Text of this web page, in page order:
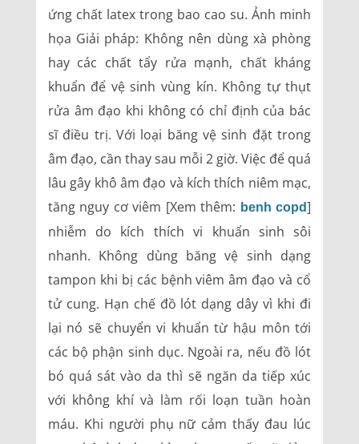
ứng chất latex trong bao cao su. Ảnh minh
họa Giải pháp: Không nên dùng xà phòng
hay các chất tẩy rửa mạnh, chất kháng
khuẩn để vệ sinh vùng kín. Không tự thụt
rửa âm đạo khi không có chỉ định của bác
sĩ điều trị. Với loại băng vệ sinh đặt trong
âm đạo, cần thay sau mỗi 2 giờ. Việc để quá
lâu gây khô âm đạo và kích thích niêm mạc,
tăng nguy cơ viêm [Xem thêm: benh copd]
nhiễm do kích thích vi khuẩn sinh sôi
nhanh. Không dùng băng vệ sinh dạng
tampon khi bị các bệnh viêm âm đạo và cổ
tử cung. Hạn chế đồ lót dạng dây vì khi đi
lại nó sẽ chuyển vi khuẩn từ hậu môn tới
các bộ phận sinh dục. Ngoài ra, nếu đồ lót
bó quá sát vào da thì sẽ ngăn da tiếp xúc
với không khí và làm rối loạn tuần hoàn
máu. Khi người phụ nữ cảm thấy đau lúc